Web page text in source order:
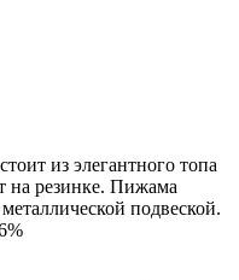
из элегантного топа
на резинке. Пижама
подвеской.